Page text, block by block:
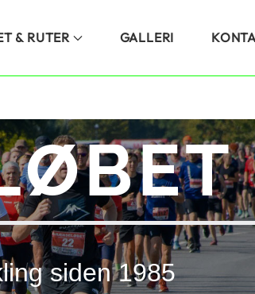
& RUTER GALLERI
siden 1985